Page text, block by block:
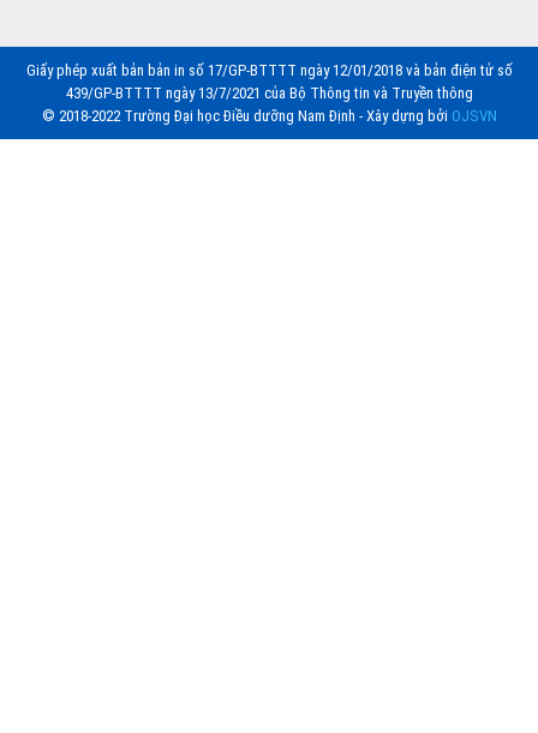
Giấy phép xuất bản bản in số 17/GP-BTTTT ngày 12/01/2018 và bản điện tử số
439/GP-BTTTT ngày 13/7/2021 của Bộ Thông tin và Truyền thông
© 2018-2022 Trường Đại học Điều dưỡng Nam Định - Xây dựng bởi OJSVN